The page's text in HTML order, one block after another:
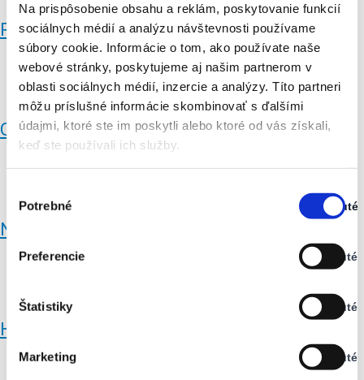
Na prispôsobenie obsahu a reklám, poskytovanie funkcií
sociálnych médií a analýzu návštevnosti používame
súbory cookie. Informácie o tom, ako používate naše
webové stránky, poskytujeme aj našim partnerom v
oblasti sociálnych médií, inzercie a analýzy. Títo partneri
môžu príslušné informácie skombinovať s ďalšími
údajmi, ktoré ste im poskytli alebo ktoré od vás získali,
keď ste používali ich služby.
súhlasu
Potrebné Zapnuté
Stav:
Preferencie
Vypnuté
Stav:
Štatistiky
Vypnuté
Stav:
Marketing
Vypnuté
Stav:
Rudno nad Hronom
Orovnica
Nová Baňa
Hronský Beňadik